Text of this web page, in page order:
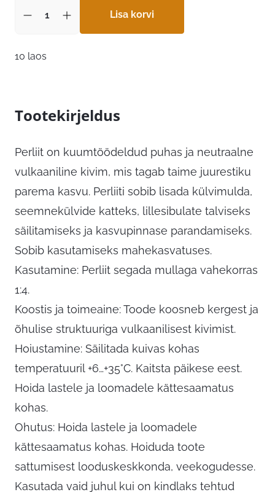
Lisa korvi
10 laos
Tootekirjeldus
Perliit on kuumtöödeldud puhas ja neutraalne
vulkaaniline kivim, mis tagab taime juurestiku
parema kasvu. Perliiti sobib lisada külvimulda,
seemnekülvide katteks, lillesibulate talviseks
säilitamiseks ja kasvupinnase parandamiseks.
Sobib kasutamiseks mahekasvatuses.
Kasutamine: Perliit segada mullaga vahekorras
1:4.
Koostis ja toimeaine: Toode koosneb kergest ja
õhulise struktuuriga vulkaanilisest kivimist.
Hoiustamine: Säilitada kuivas kohas
temperatuuril +6…+35°C. Kaitsta päikese eest.
Hoida lastele ja loomadele kättesaamatus
kohas.
Ohutus: Hoida lastele ja loomadele
kättesaamatus kohas. Hoiduda toote
sattumisest looduskeskkonda, veekogudesse.
Kasutada vaid juhul kui on kindlaks tehtud